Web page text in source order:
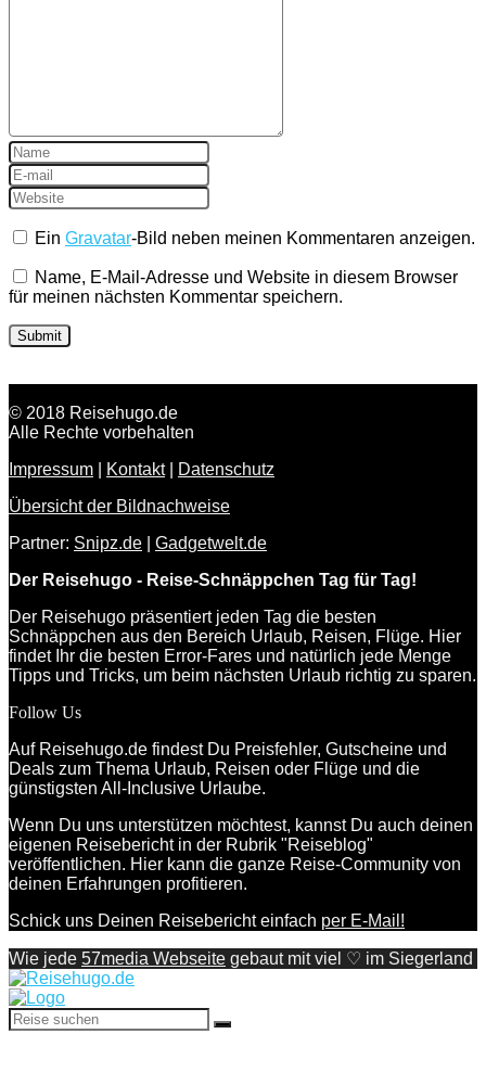
EinGravatar-Bild neben meinen Kommentaren anzeigen.
Name, E-Mail-Adresse und Website in diesem Browser
für meinen nächsten Kommentar speichern.
© 2018 Reisehugo.de
Alle Rechte vorbehalten
Impressum
Kontakt|
Datenschutz
Übersicht der Bildnachweise
Partner: Snipz.de
Gadgetwelt.de
Der Reisehugo - Reise-Schnäppchen Tag für Tag!
Der Reisehugo präsentiert jeden Tag die besten
Schnäppchen aus den Bereich Urlaub, Reisen, Flüge. Hier
findet Ihr die besten Error-Fares und natürlich jede Menge
Tipps und Tricks, um beim nächsten Urlaub richtig zu sparen.
Follow Us
Auf Reisehugo.de findest Du Preisfehler, Gutscheine und
Deals zum Thema Urlaub, Reisen oder Flüge und die
günstigsten All-Inclusive Urlaube.
Wenn Du uns unterstützen möchtest, kannst Du auch deinen
eigenen Reisebericht in der Rubrik "Reiseblog"
veröffentlichen. Hier kann die ganze Reise-Community von
deinen Erfahrungen profitieren.
Schick uns Deinen Reisebericht einfach per E-Mail!
Wie jede 57media Webseite gebaut mit viel ♡ im Siegerland